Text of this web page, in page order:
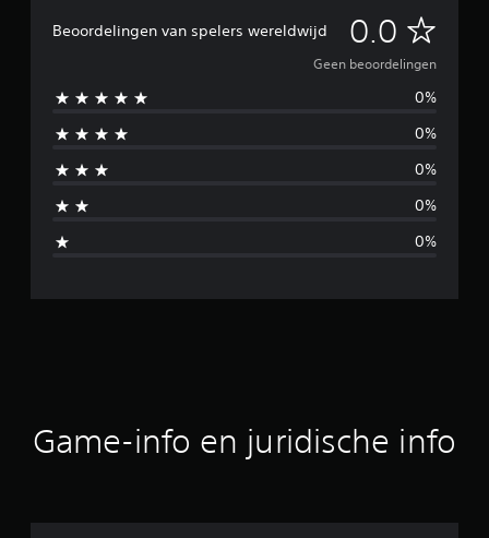
Beoordelingen van spelers wereldwijd 0.0 G
e
e
n
e
o
e
i
Geen beoordelingen
0%
0%
0%
0%
0%
Game-info en juridische info